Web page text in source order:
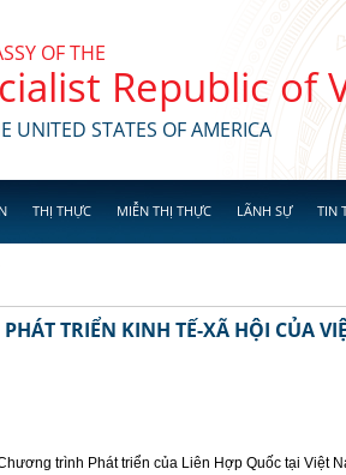
OF THE
Republic of
UNITED STATES OF AMERICA
THỊ THỰC MIỄN THỊ THỰC LÃNH SỰ TIN
PHÁT TRIỂN KINH TẾ-XÃ HỘI CỦA
trình Phát triển của Liên Hợp Quốc tại Việt